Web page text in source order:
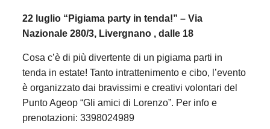
22 luglio “Pigiama party in tenda!” – Via
Nazionale 280/3, Livergnano , dalle 18
Cosa c’è di più divertente di un pigiama parti in
tenda in estate! Tanto intrattenimento e cibo, l’evento
è organizzato dai bravissimi e creativi volontari del
Punto Ageop “Gli amici di Lorenzo”. Per info e
prenotazioni: 3398024989